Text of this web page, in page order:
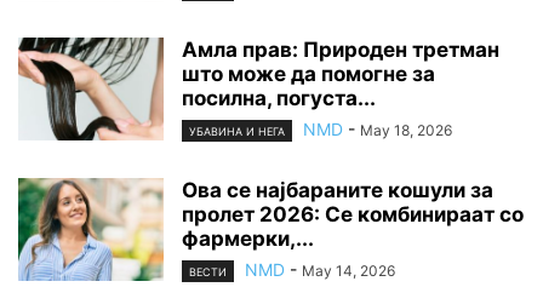
Амла прав: Природен третман
што може да помогне за
посилна, погуста...
УБАВИНА И НЕГА NMD - May 18, 2026
Ова се најбараните кошули за
пролет 2026: Се комбинираат со
фармерки,...
ВЕСТИ NMD - May 14, 2026